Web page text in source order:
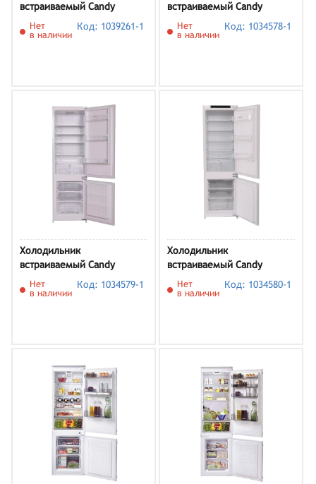
встраиваемый Candy
CBCN7232AFS
Нет
в наличии
Код: 1039261-1
встраиваемый Candy
CBCS7230AFM
Нет
в наличии
Код: 1034578-1
Холодильник
встраиваемый Candy
CBCH7226AFM
Нет
в наличии
Код: 1034579-1
Холодильник
встраиваемый Candy
CBCS7249AFS
Нет
в наличии
Код: 1034580-1